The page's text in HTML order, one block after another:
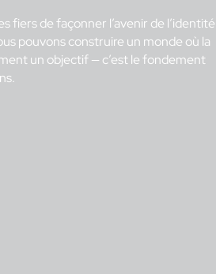
fiers de façonner l’avenir de l’identité
pouvons construire un monde où la
un objectif — c’est le fondement